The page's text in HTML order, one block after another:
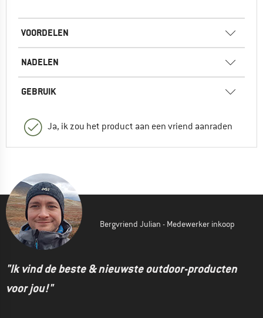
VOORDELEN
NADELEN
GEBRUIK
Ja, ik zou het product aan een vriend aanraden
Bergvriend Julian - Medewerker inkoop
"Ik vind de beste & nieuwste outdoor-producten
voor jou!"